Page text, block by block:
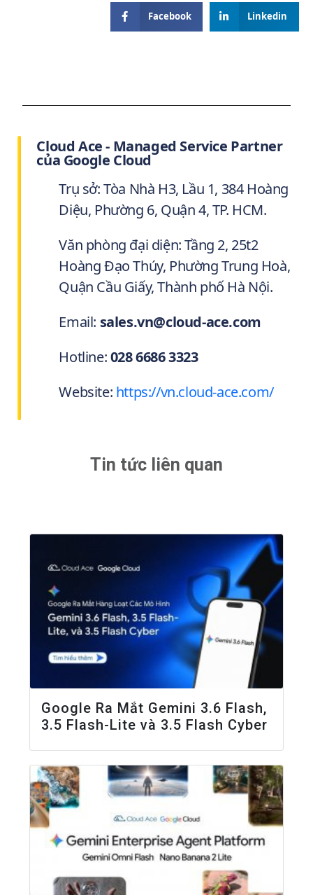
Facebook Linkedin
Cloud Ace - Managed Service Partner
của Google Cloud
Trụ sở: Tòa Nhà H3, Lầu 1, 384 Hoàng
Diệu, Phường 6, Quận 4, TP. HCM.
Văn phòng đại diện: Tầng 2, 25t2
Hoàng Đạo Thúy, Phường Trung Hoà,
Quận Cầu Giấy, Thành phố Hà Nội.
Email: sales.vn@cloud-ace.com
Hotline:028 6686 3323
Website: https://vn.cloud-ace.com/
Tin tức liên quan
Google Ra Mắt Gemini 3.6 Flash,
3.5 Flash-Lite và 3.5 Flash Cyber